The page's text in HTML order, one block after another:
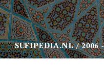
SUFIPEDIA.NL 2006